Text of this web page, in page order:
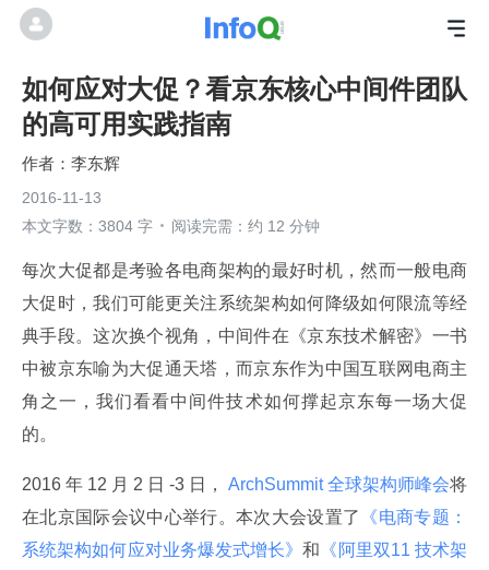
如何应对大促？看京东核心中间件团队
的高可用实践指南
李东辉
2016-11-13
本文字数：3804 字
阅读完需：约 12 分钟
每次大促都是考验各电商架构的最好时机，然而一般电商
大促时，我们可能更关注系统架构如何降级如何限流等经
典手段。这次换个视角，中间件在《京东技术解密》一书
中被京东喻为大促通天塔，而京东作为中国互联网电商主
角之一，我们看看中间件技术如何撑起京东每一场大促
的。
2016 年 12 月 2 日 -3 日， ArchSummit 全球架构师峰会将
在北京国际会议中心举行。本次大会设置了
《电商专题：
系统架构如何应对业务爆发式增长》和 《阿里双11 技术架